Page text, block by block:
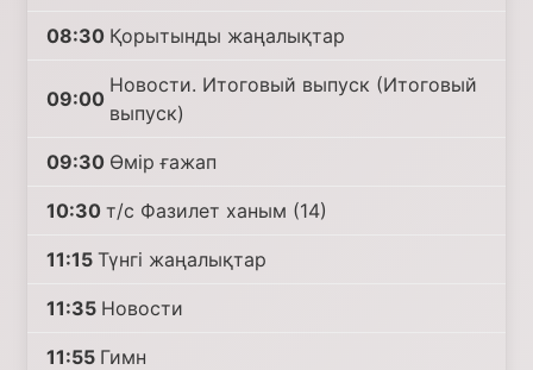
08:30 Қорытынды жаңалықтар
09:00
Новости. Итоговый выпуск (Итоговый
выпуск)
09:30 Өмір ғажап
10:30 т/с Фазилет ханым (14)
11:15 Түнгі жаңалықтар
11:35 Новости
11:55 Гимн